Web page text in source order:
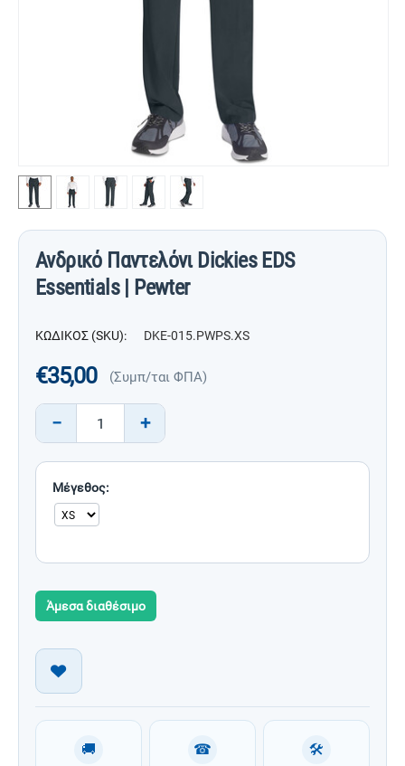
Ανδρικό Παντελόνι Dickies EDS
Essentials | Pewter
ΚΩΔΙΚΟΣ (SKU): DKE-015.PWPS.XS
€35,00 (Συμπ/ται ΦΠΑ)
+
−
Μέγεθος:
Άμεσα διαθέσιμο
🚚 ☎ 🛠